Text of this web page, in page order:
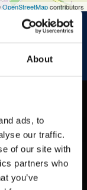
About
ads, to
our traffic.
of our site with
partners who
you’ve
OpenStreetMapcontributors
HOGY